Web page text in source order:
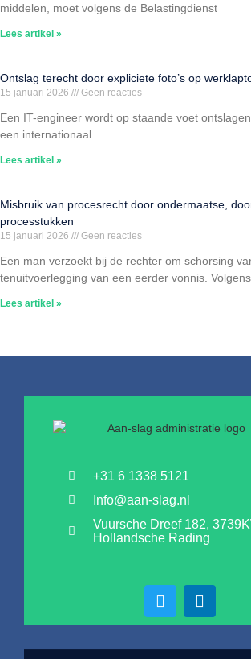
middelen, moet volgens de Belastingdienst
Lees artikel »
Ontslag terecht door expliciete foto’s op
15 januari 2026 Geen reacties
Een IT-engineer wordt op staande voet
een internationaal
Lees artikel »
Misbruik van procesrecht door ondermaatse,
processtukken
15 januari 2026 Geen reacties
Een man verzoekt bij de rechter om schorsing
tenuitvoerlegging van een eerder vonnis.
Lees artikel »
+31 6 1338 5121
Info@aan-slag.nl
Vuursche Dreef 182,
Hollandsche Rading